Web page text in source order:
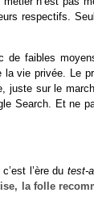
respectifs.
de faibles
la vie privée. Le
juste sur le
Search. Et ne
l’ère dutest-
la folle